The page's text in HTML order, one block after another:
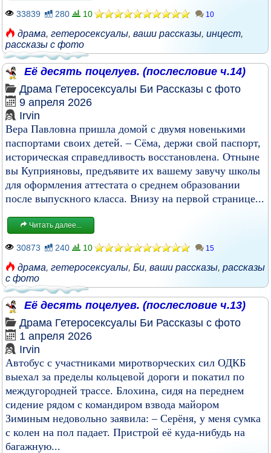
33839 280 10 10
драма, гетеросексуалы, ваши рассказы, инцест,
рассказы с фото
Её десять поцелуев. (послесловие ч.14)
Драма Гетеросексуалы Би Рассказы с фото
9 апреля 2026
Irvin
Вера Павловна пришла домой с двумя новенькими
паспортами своих детей. – Сёма, держи свой паспорт,
историческая справедливость восстановлена. Отныне
вы Куприяновы, предъявите их вашему завучу школы
для оформления аттестата о среднем образовании
после выпускного класса. Внизу на первой странице...
Читать далее...
30873 240 10 15
драма, гетеросексуалы, Би, ваши рассказы, рассказы
с фото
Её десять поцелуев. (послесловие ч.13)
Драма Гетеросексуалы Би Рассказы с фото
1 апреля 2026
Irvin
Автобус с участниками миротворческих сил ОДКБ
выехал за пределы кольцевой дороги и покатил по
междугородней трассе. Блохина, сидя на переднем
сидение рядом с командиром взвода майором
Зиминым недовольно заявила: – Серёня, у меня сумка
с колен на пол падает. Пристрой её куда-нибудь на
багажную...